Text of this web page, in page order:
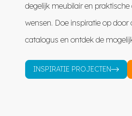
degelijk meubilair en
wensen. Doe inspiratie op
catalogus en ontdek de
INSPIRATIE PROJECTEN